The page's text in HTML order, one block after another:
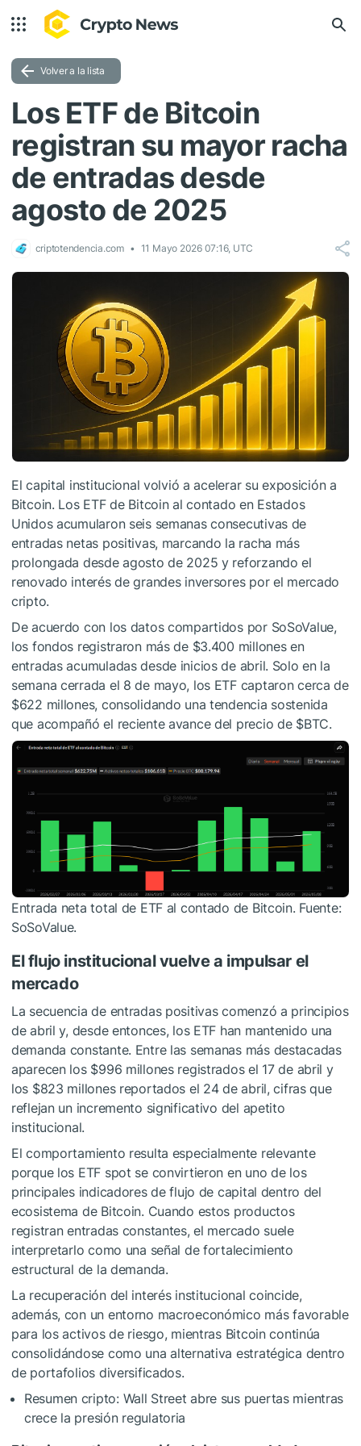
Volver a la lista
Los ETF de Bitcoin
registran su mayor racha
de entradas desde
agosto de 2025
criptotendencia.com 11 Mayo 2026 07:16, UTC
El capital institucional volvió a acelerar su exposición a
Bitcoin. Los ETF de Bitcoin al contado en Estados
Unidos acumularon seis semanas consecutivas de
entradas netas positivas, marcando la racha más
prolongada desde agosto de 2025 y reforzando el
renovado interés de grandes inversores por el mercado
cripto.
De acuerdo con los datos compartidos por SoSoValue,
los fondos registraron más de $3.400 millones en
entradas acumuladas desde inicios de abril. Solo en la
semana cerrada el 8 de mayo, los ETF captaron cerca de
$622 millones, consolidando una tendencia sostenida
que acompañó el reciente avance del precio de $BTC.
Entrada neta total de ETF al contado de Bitcoin. Fuente:
SoSoValue.
El flujo institucional vuelve a impulsar el
mercado
La secuencia de entradas positivas comenzó a principios
de abril y, desde entonces, los ETF han mantenido una
demanda constante. Entre las semanas más destacadas
aparecen los $996 millones registrados el 17 de abril y
los $823 millones reportados el 24 de abril, cifras que
reflejan un incremento significativo del apetito
institucional.
El comportamiento resulta especialmente relevante
porque los ETF spot se convirtieron en uno de los
principales indicadores de flujo de capital dentro del
ecosistema de Bitcoin. Cuando estos productos
registran entradas constantes, el mercado suele
interpretarlo como una señal de fortalecimiento
estructural de la demanda.
La recuperación del interés institucional coincide,
además, con un entorno macroeconómico más favorable
para los activos de riesgo, mientras Bitcoin continúa
consolidándose como una alternativa estratégica dentro
de portafolios diversificados.
Resumen cripto: Wall Street abre sus puertas mientras
crece la presión regulatoria